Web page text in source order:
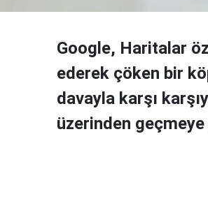
Google, Haritalar
ederek çöken bir
davayla karşı
üzerinden